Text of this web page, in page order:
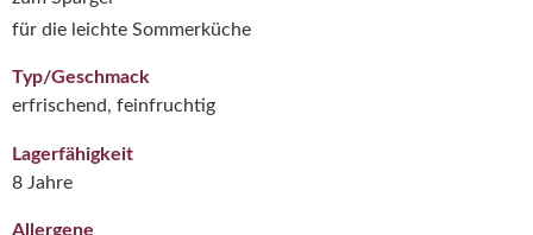
für die leichte Sommerküche
Typ/Geschmack
erfrischend, feinfruchtig
Lagerfähigkeit
8 Jahre
Allergene